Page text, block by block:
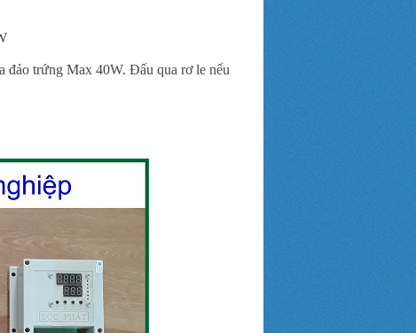
đảo trứng Max 40W. Đấu qua rơ le nếu